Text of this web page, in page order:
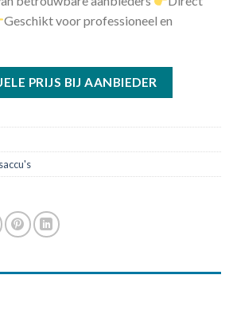
is:
€393.99.
Geschikt voor professioneel en
PRIJS BIJ AANBIEDER